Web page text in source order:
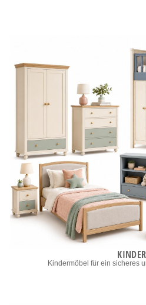
KINDER
Kindermöbel für ein sicheres